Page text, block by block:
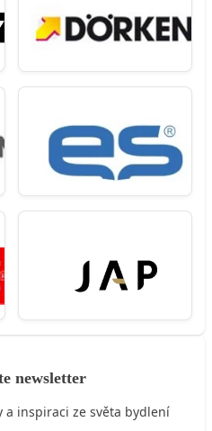
newsletter
a inspiraci ze světa bydlení